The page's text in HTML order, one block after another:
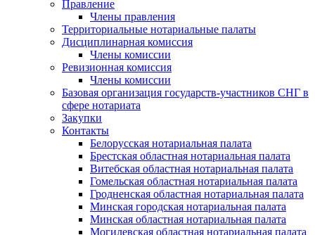
Правление
Члены правления
Территориальные нотариальные палаты
Дисциплинарная комиссия
Члены комиссии
Ревизионная комиссия
Члены комиссии
Базовая организация государств-участников СНГ в
сфере нотариата
Закупки
Контакты
Белорусская нотариальная палата
Брестская областная нотариальная палата
Витебская областная нотариальная палата
Гомельская областная нотариальная палата
Гродненская областная нотариальная палата
Минская городская нотариальная палата
Минская областная нотариальная палата
Могилевская областная нотариальная палата